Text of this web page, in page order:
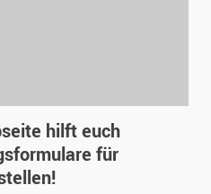
hilft euch
für